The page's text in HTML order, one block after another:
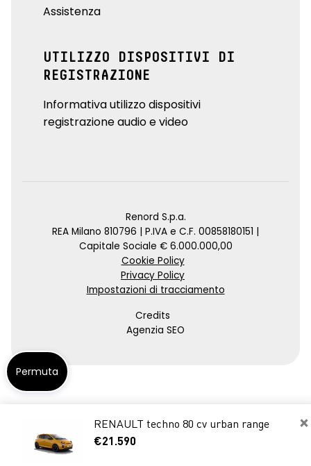
×
RENAULT techno 80 cv urban range
€21.590
Assistenza
UTILIZZO DISPOSITIVI DI
REGISTRAZIONE
Informativa utilizzo dispositivi
registrazione audio e video
Renord S.p.a.
REA Milano 810796 | P.IVA e C.F. 00858180151 |
Capitale Sociale € 6.000.000,00
Cookie Policy
Privacy Policy
Impostazioni di tracciamento
Credits
Agenzia SEO
Permuta